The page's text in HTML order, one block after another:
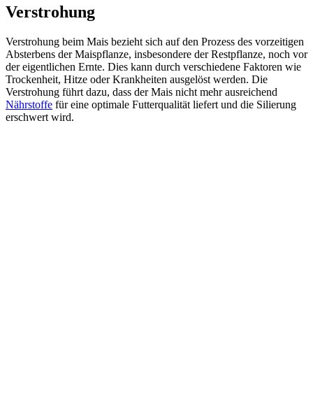
Verstrohung
Verstrohung beim Mais bezieht sich auf den Prozess des vorzeitigen
Absterbens der Maispflanze, insbesondere der Restpflanze, noch vor
der eigentlichen Ernte. Dies kann durch verschiedene Faktoren wie
Trockenheit, Hitze oder Krankheiten ausgelöst werden. Die
Verstrohung führt dazu, dass der Mais nicht mehr ausreichend
Nährstoffe für eine optimale Futterqualität liefert und die Silierung
erschwert wird.